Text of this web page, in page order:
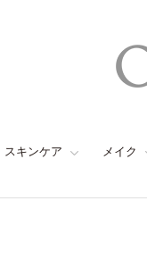
スキンケア メイク